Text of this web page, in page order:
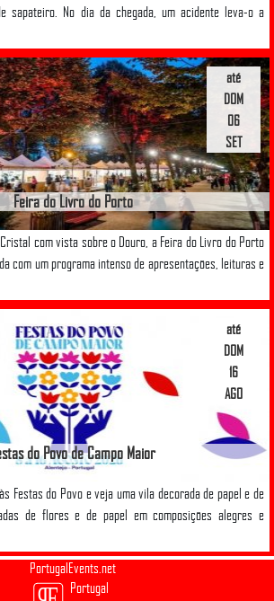
sapateiro. No dia da chegada, um acidente leva-o a
Feira do Livro do Porto
com vista sobre o Douro, a Feira do Livro do Porto
com um programa intenso de apresentações, leituras e
até
DOM
06
SET
do Povo de Campo Maior
Festas do Povo e veja uma vila decorada de papel e de
de flores e de papel em composições alegres e
até
DOM
16
AGO
PortugalEvents.net
Portugal